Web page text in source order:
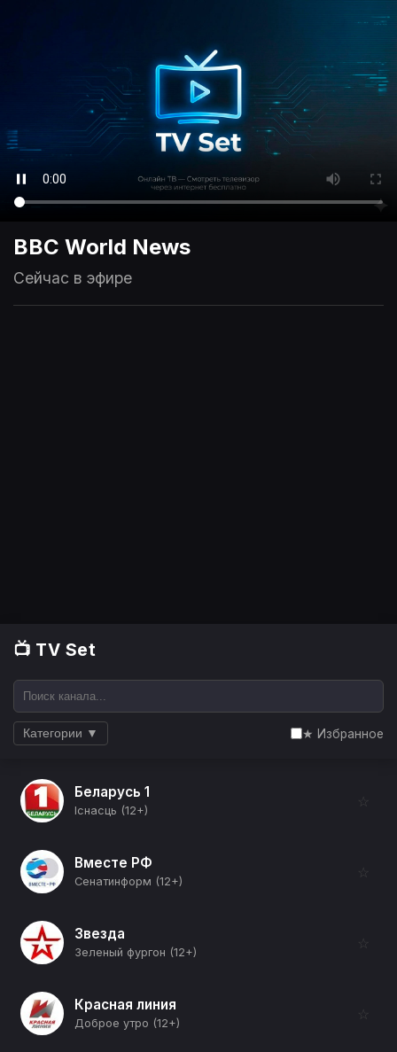
📺 TV Set
Категории ▼ ★ Избранное
Беларусь 1
Існасць (12+)
☆
Вместе РФ
Сенатинформ (12+)
☆
Звезда
Зеленый фургон (12+)
☆
Красная линия
Доброе утро (12+)
☆
BBC World News
Сейчас в эфире